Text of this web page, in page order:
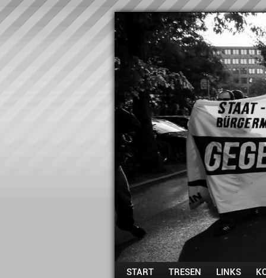
START TRESEN LINKS